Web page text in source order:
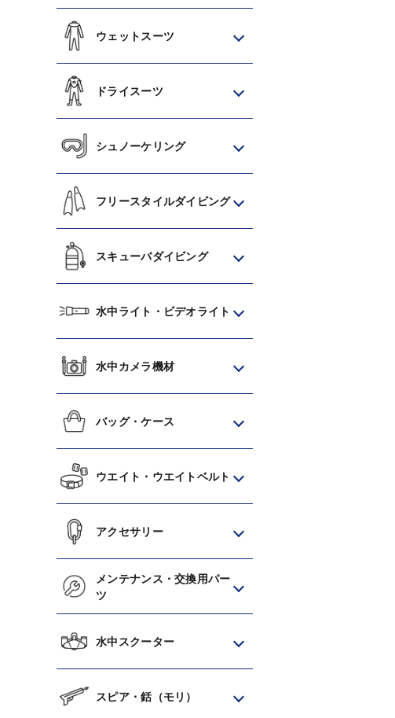
ウェットスーツ
ドライスーツ
シュノーケリング
フリースタイルダイビング
スキューバダイビング
水中ライト・ビデオライト
水中カメラ機材
バッグ・ケース
ウエイト・ウエイトベルト
アクセサリー
メンテナンス・交換用パー
ツ
水中スクーター
スピア・銛（モリ）